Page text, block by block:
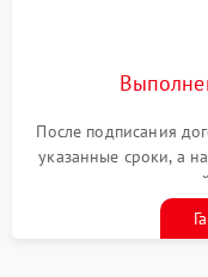
После подписания
указанные сроки, а